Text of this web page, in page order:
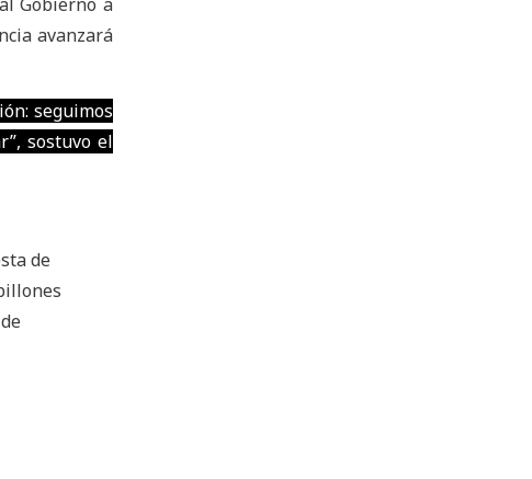
avanzará
seguimos
sostuvo el
de